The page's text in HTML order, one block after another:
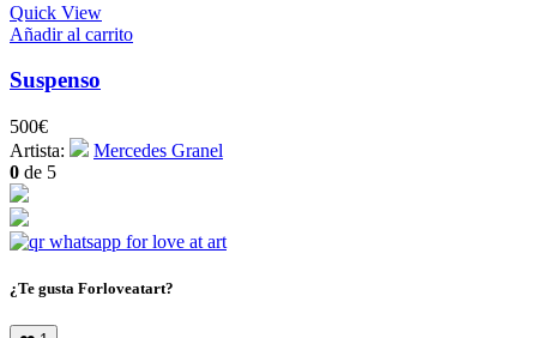
Quick View
Añadir al carrito
Suspenso
500€
Artista:
Mercedes Granel
0 de 5
¿Te gusta Forloveatart?